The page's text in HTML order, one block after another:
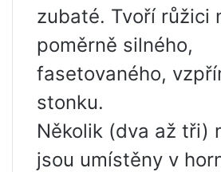
zubaté. Tvoří růžici
poměrně silného, ​​
fasetovaného,
stonku.
Několik (dva až tři)
jsou umístěny v